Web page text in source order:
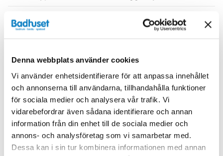
Denna webbplats använder cookies
Vi använder enhetsidentifierare för att anpassa innehållet
och annonserna till användarna, tillhandahålla funktioner
för sociala medier och analysera vår trafik. Vi
vidarebefordrar även sådana identifierare och annan
information från din enhet till de sociala medier och
annons- och analysföretag som vi samarbetar med.
Dessa kan i sin tur kombinera informationen med annan
Serie
MPN: 900629-31
Dokument
HAVEN-Skotselrad.pdf( 287.02 KB)